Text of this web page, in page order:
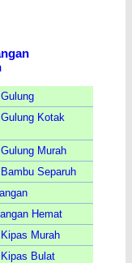
Kotak
Murah
Separuh
Hemat
Murah
Bulat